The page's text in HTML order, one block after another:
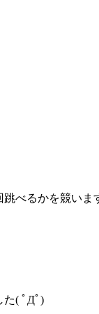
跳べるかを競いま
た( ﾟДﾟ)